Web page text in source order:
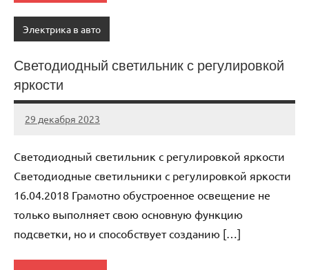
Электрика в авто
Светодиодный светильник с регулировкой
яркости
29 декабря 2023
avtogear63_r
Нет
Светодиодный светильник с регулировкой яркости
Светодиодные светильники с регулировкой яркости
16.04.2018 Грамотно обустроенное освещение не
только выполняет свою основную функцию
подсветки, но и способствует созданию […]